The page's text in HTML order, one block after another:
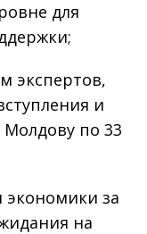
для
экспертов,
и
по 33
за
на